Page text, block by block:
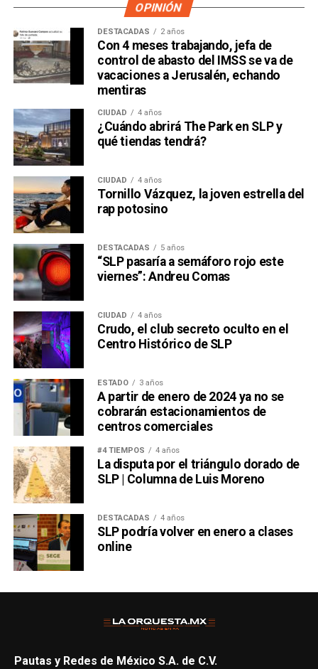
OPINIÓN
DESTACADAS 2 años
Con 4 meses trabajando, jefa de
control de abasto del IMSS se va de
vacaciones a Jerusalén, echando
mentiras
CIUDAD 4 años
¿Cuándo abrirá The Park en SLP y
qué tiendas tendrá?
CIUDAD 4 años
Tornillo Vázquez, la joven estrella del
rap potosino
DESTACADAS 5 años
“SLP pasaría a semáforo rojo este
viernes”: Andreu Comas
CIUDAD 4 años
Crudo, el club secreto oculto en el
Centro Histórico de SLP
ESTADO 3 años
A partir de enero de 2024 ya no se
cobrarán estacionamientos de
centros comerciales
#4 TIEMPOS 4 años
La disputa por el triángulo dorado de
SLP | Columna de Luis Moreno
DESTACADAS 4 años
SLP podría volver en enero a clases
online
Pautas y Redes de México S.A. de C.V.